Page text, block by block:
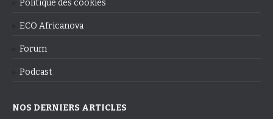
Politique des cookies
ECO Africanova
Forum
Podcast
NOS DERNIERS ARTICLES